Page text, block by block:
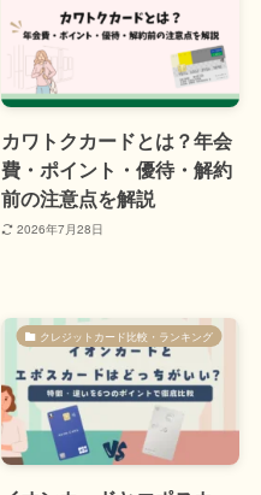
カワトクカードとは？年会
費・ポイント・優待・解約
前の注意点を解説
2026年7月28日
クレジットカード比較・ランキング